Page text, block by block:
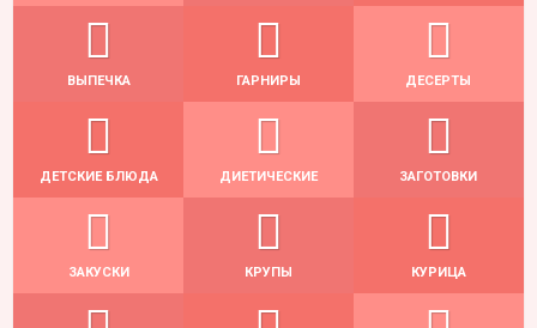
ВЫПЕЧКА ГАРНИРЫ ДЕСЕРТЫ
ДЕТСКИЕ БЛЮДА ДИЕТИЧЕСКИЕ ЗАГОТОВКИ
ЗАКУСКИ КРУПЫ КУРИЦА